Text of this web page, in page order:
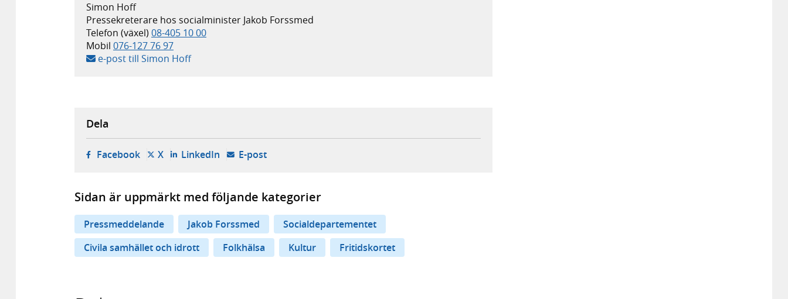
Simon Hoff
Pressekreterare hos socialminister Jakob Forssmed
Telefon (växel) 08-405 10 00
Mobil 076-127 76 97
e-post till Simon Hoff
Dela
Facebook- öppnas i ny flik, extern webbplats,
X- öppnas i ny flik, extern webbplats,
LinkedIn- öppnas i ny flik, extern webbplats,
E-post- öppnar din e-postklient,
Sidan är uppmärkt med följande kategorier
Pressmeddelande Jakob Forssmed
Socialdepartementet
Civila samhället och idrott
Folkhälsa Kultur Fritidskortet